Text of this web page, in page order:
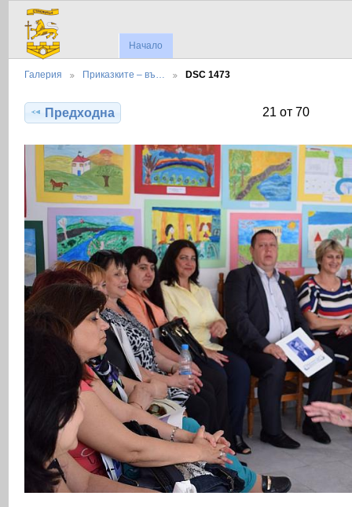
Начало
Галерия Приказките – въ… DSC 1473
Предходна 21 от 70